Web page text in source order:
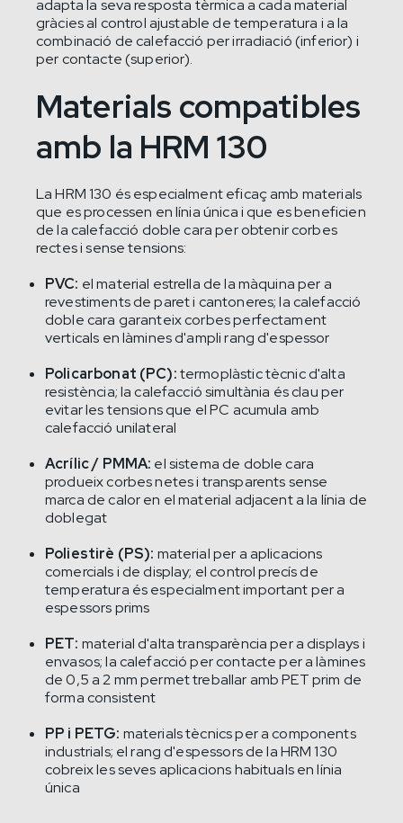
adapta la seva resposta tèrmica a cada material
gràcies al control ajustable de temperatura i a la
combinació de calefacció per irradiació (inferior) i
per contacte (superior).
Materials compatibles
amb la HRM 130
La HRM 130 és especialment eficaç amb materials
que es processen en línia única i que es beneficien
de la calefacció doble cara per obtenir corbes
rectes i sense tensions:
PVC: el material estrella de la màquina per a
revestiments de paret i cantoneres; la calefacció
doble cara garanteix corbes perfectament
verticals en làmines d'ampli rang d'espessor
Policarbonat (PC):termoplàstic tècnic d'alta
resistència; la calefacció simultània és clau per
evitar les tensions que el PC acumula amb
calefacció unilateral
Acrílic / PMMA: el sistema de doble cara
produeix corbes netes i transparents sense
marca de calor en el material adjacent a la línia de
doblegat
Poliestirè (PS): material per a aplicacions
comercials i de display; el control precís de
temperatura és especialment important per a
espessors prims
PET: material d'alta transparència per a displays i
envasos; la calefacció per contacte per a làmines
de 0,5 a 2 mm permet treballar amb PET prim de
forma consistent
PP i PETG: materials tècnics per a components
industrials; el rang d'espessors de la HRM 130
cobreix les seves aplicacions habituals en línia
única